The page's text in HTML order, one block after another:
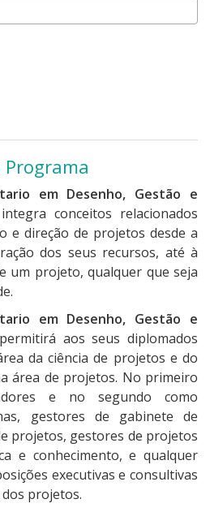
em Desenho, Gestão e
integra conceitos relacionados
e direção de projetos desde a
dos seus recursos, até à
um projeto, qualquer que seja
em Desenho, Gestão e
permitirá aos seus diplomados
da ciência de projetos e do
área de projetos. No primeiro
e no segundo como
gestores de gabinete de
projetos, gestores de projetos
e conhecimento, e qualquer
executivas e consultivas
projetos.